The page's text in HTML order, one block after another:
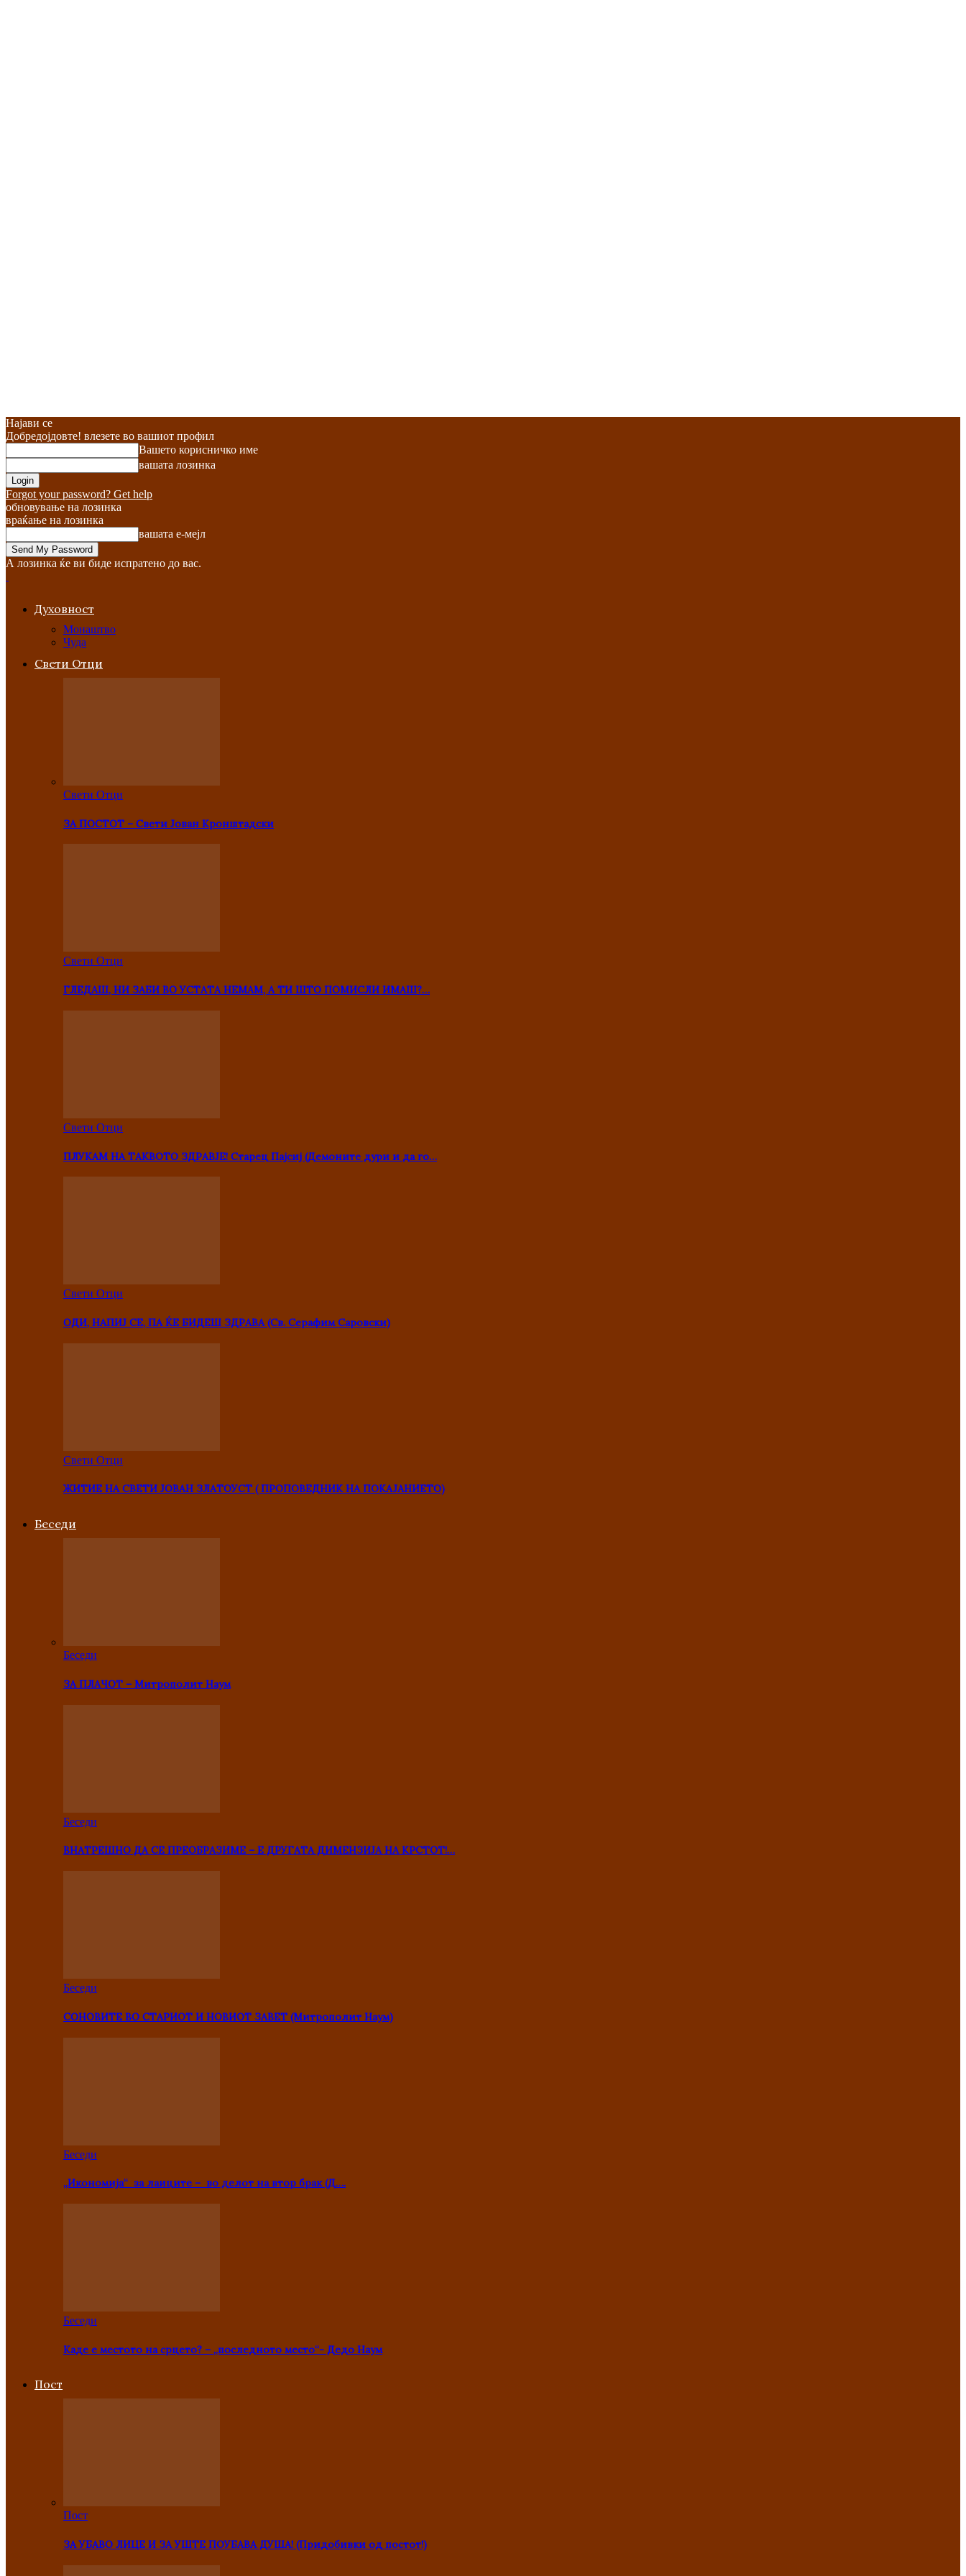
Најави се
Добредојдовте! влезете во вашиот профил
Вашето корисничко име
вашата лозинка
Forgot your password? Get help
обновување на лозинка
враќање на лозинка
вашата е-мејл
А лозинка ќе ви биде испратено до вас.
Духовност
Монаштво
Чуда
Свети Отци
Свети Отци
ЗА ПОСТОТ – Свети Јован Кронштадски
Свети Отци
ГЛЕДАШ, НИ ЗАБИ ВО УСТАТА НЕМАМ, А ТИ ШТО ПОМИСЛИ ИМАШ?…
Свети Отци
ПЛУКАМ НА ТАКВОТО ЗДРАВЈЕ! Старец Пајсиј (Демоните дури и да го…
Свети Отци
ОДИ, НАПИЈ СЕ, ПА ЌЕ БИДЕШ ЗДРАВА (Св. Серафим Саровски)
Свети Отци
ЖИТИЕ НА СВЕТИ ЈОВАН ЗЛАТОУСТ ( ПРОПОВЕДНИК НА ПОКАЈАНИЕТО)
Беседи
Беседи
ЗА ПЛАЧОТ – Митрополит Наум
Беседи
ВНАТРЕШНО ДА СЕ ПРЕОБРАЗИМЕ – Е ДРУГАТА ДИМЕНЗИЈА НА КРСТОТ!…
Беседи
СОНОВИТЕ ВО СТАРИОТ И НОВИОТ ЗАВЕТ (Митрополит Наум)
Беседи
„Икономија“ за лаиците – во делот на втор брак (Д….
Беседи
Каде е местото на срцето? – „последното место“- Дедо Наум
Пост
Пост
ЗА УБАВО ЛИЦЕ И ЗА УШТЕ ПОУБАВА ДУША! (Придобивки од постот!)